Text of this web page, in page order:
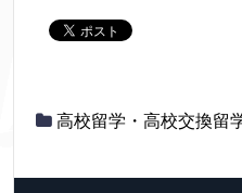
高校留学・高校交換留